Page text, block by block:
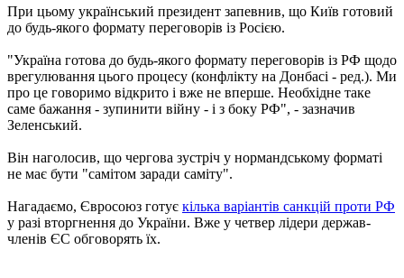
При цьому український президент запевнив, що Київ готовий
до будь-якого формату переговорів із Росією.
"Україна готова до будь-якого формату переговорів із РФ щодо
врегулювання цього процесу (конфлікту на Донбасі - ред.). Ми
про це говоримо відкрито і вже не вперше. Необхідне таке
саме бажання - зупинити війну - і з боку РФ", - зазначив
Зеленський.
Він наголосив, що чергова зустріч у нормандському форматі
не має бути "самітом заради саміту".
Нагадаємо, Євросоюз готує кілька варіантів санкцій проти РФ
у разі вторгнення до України. Вже у четвер лідери держав-
членів ЄС обговорять їх.